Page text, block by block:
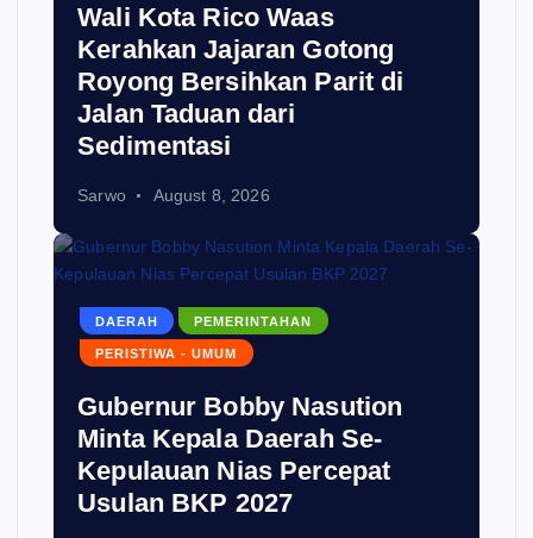
Wali Kota Rico Waas
Kerahkan Jajaran Gotong
Royong Bersihkan Parit di
Jalan Taduan dari
Sedimentasi
Sarwo August 8, 2026
DAERAH PEMERINTAHAN
PERISTIWA - UMUM
Gubernur Bobby Nasution
Minta Kepala Daerah Se-
Kepulauan Nias Percepat
Usulan BKP 2027